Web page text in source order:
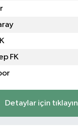
FK
Detaylar için tıklayın